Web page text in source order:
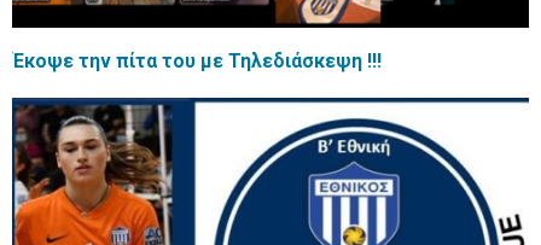
Έκοψε την πίτα του με Τηλεδιάσκεψη !!!